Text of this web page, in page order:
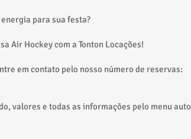
para sua festa?
Air Hockey com a Tonton Locações!
em contato pelo nosso número de reservas:
valores e todas as informações pelo menu